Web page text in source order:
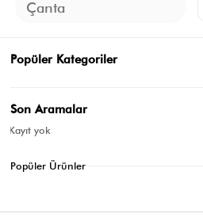
₺1.399,80
Sepette : ₺489,93
Popüler Kategoriler
Son Aramalar
Kayıt yok
Popüler Ürünler